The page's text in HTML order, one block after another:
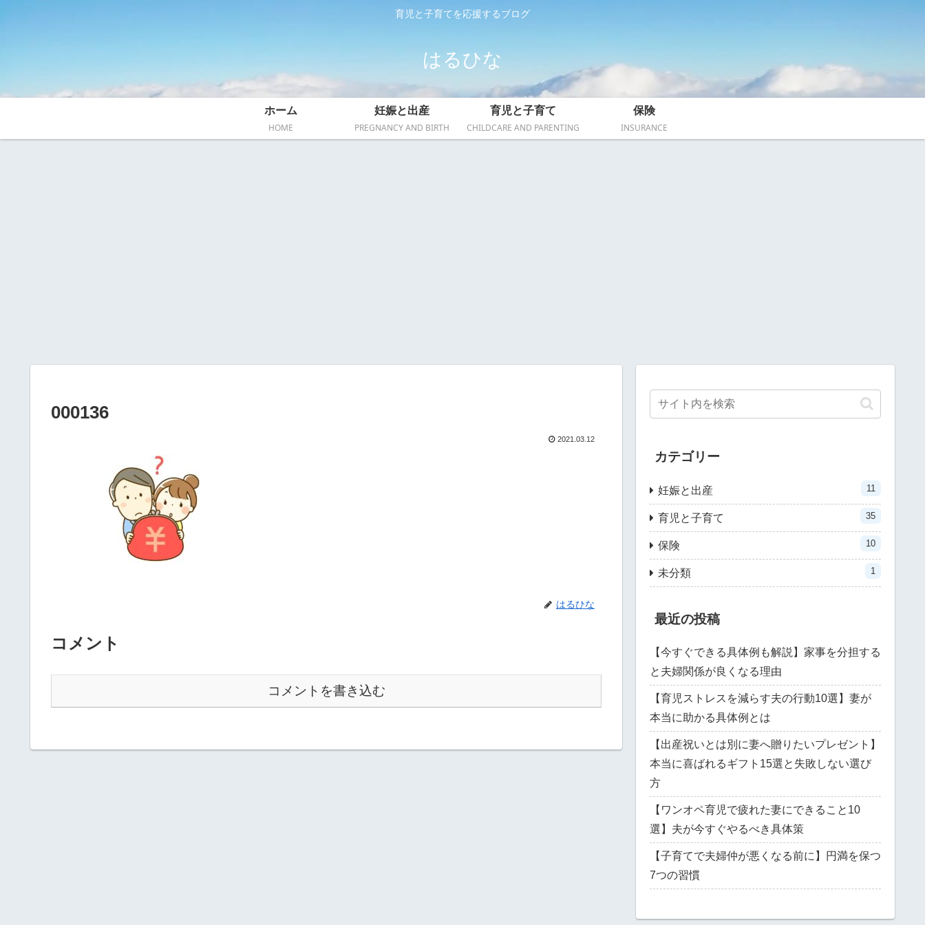
育児と子育てを応援するブログ
はるひな
ホーム
HOME
妊娠と出産
PREGNANCY AND BIRTH
育児と子育て
CHILDCARE AND PARENTING
保険
INSURANCE
000136
2021.03.12
はるひな
コメント
コメントを書き込む
カテゴリー
妊娠と出産 11
育児と子育て 35
保険 10
未分類 1
最近の投稿
【今すぐできる具体例も解説】家事を分担する
と夫婦関係が良くなる理由
【育児ストレスを減らす夫の行動10選】妻が
本当に助かる具体例とは
【出産祝いとは別に妻へ贈りたいプレゼント】
本当に喜ばれるギフト15選と失敗しない選び
方
【ワンオペ育児で疲れた妻にできること10
選】夫が今すぐやるべき具体策
【子育てで夫婦仲が悪くなる前に】円満を保つ
7つの習慣